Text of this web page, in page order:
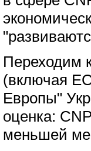
Переходим
(включая
Европы"
оценка:
меньшей